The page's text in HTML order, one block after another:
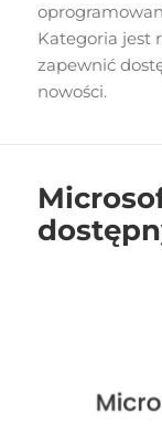
Kategoria jest
zapewnić
nowości.